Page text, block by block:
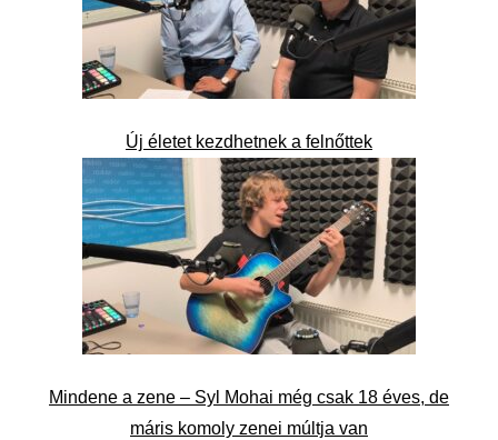
Új életet kezdhetnek a felnőttek
Mindene a zene – Syl Mohai még csak 18 éves, de
máris komoly zenei múltja van